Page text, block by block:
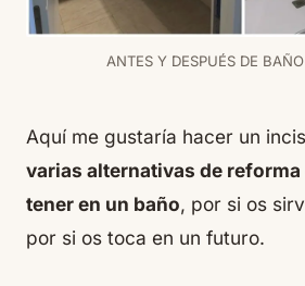
ANTES Y DESPUÉS DE BAÑO
Aquí me gustaría hacer un
varias alternativas de
tener en un baño, por si os
por si os toca en un futuro.